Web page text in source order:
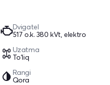
Dvigatel
517 o.k. 380 kVt, elektro
Uzatma
To'liq
Rangi
Qora